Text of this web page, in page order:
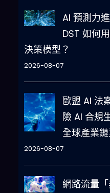
AI 預測力
DST 如何
決策模型？
2026-08-07
歐盟 AI 法
險 AI 合規
全球產業
2026-08-07
網路流量